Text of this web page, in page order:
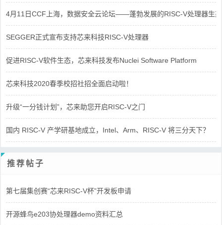
4月11日CCF上海，数据安全云论坛——蓬勃发展的RISC-V处理器生态
SEGGER正式宣布支持芯来科技RISC-V处理器
促进RISC-V软件生态，芯来科技发布Nuclei Software Platform
芯来科技2020春季校招社招全面启动啦！
升级“一分钱计划”，芯来助您开启RISC-V之门
国内 RISC-V 产学研基地成立，Intel、Arm、RISC-V 将三分天下？
推荐帖子
第七届集创赛“芯来RISC-V杯”开发板申请
开源蜂鸟e203协处理器demo资料汇总